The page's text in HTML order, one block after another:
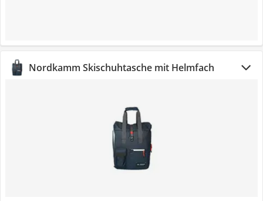
Nordkamm Skischuhtasche mit Helmfach